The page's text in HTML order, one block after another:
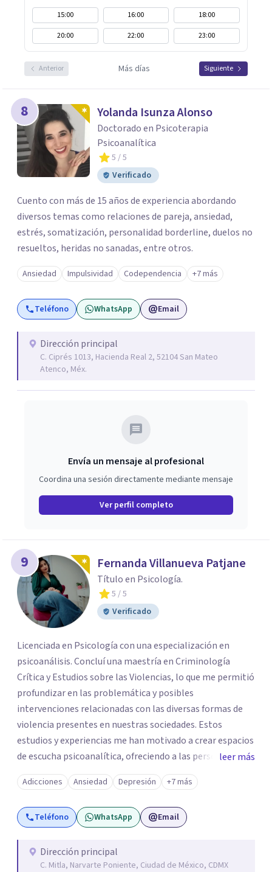
15:00 16:00
18:00
20:00
22:00 23:00
Anterior Más días Siguiente
8 Yolanda Isunza Alonso
Doctorado en Psicoterapia
Psicoanalítica
5 / 5
Verificado
Cuento con más de 15 años de experiencia abordando
diversos temas como relaciones de pareja, ansiedad,
estrés, somatización, personalidad borderline, duelos no
resueltos, heridas no sanadas, entre otros.
Ansiedad Impulsividad Codependencia +7 más
Teléfono WhatsApp Email
Dirección principal
C. Ciprés 1013, Hacienda Real 2, 52104 San Mateo
Atenco, Méx.
Envía un mensaje al profesional
Coordina una sesión directamente mediante mensaje
Ver perfil completo
9 Fernanda Villanueva Patjane
Título en Psicología.
5 / 5
Verificado
Licenciada en Psicología con una especialización en
psicoanálisis. Concluí una maestría en Criminología
Crítica y Estudios sobre las Violencias, lo que me permitió
profundizar en las problemática y posibles
intervenciones relacionadas con las diversas formas de
violencia presentes en nuestras sociedades. Estos
estudios y experiencias me han motivado a crear espacios
de escucha psicoanalítica, ofreciendo a las personas la
oportunidad de hablar sobre aquello que les causa
padecimiento y buscar diversas formas de abordaje y
acompañamiento.
leer más
Adicciones Ansiedad Depresión +7 más
Teléfono WhatsApp Email
Dirección principal
C. Mitla, Narvarte Poniente, Ciudad de México, CDMX